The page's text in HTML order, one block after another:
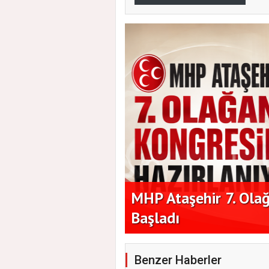
Başkan Vekilleri
Araya Geldi
Benzer Haberler